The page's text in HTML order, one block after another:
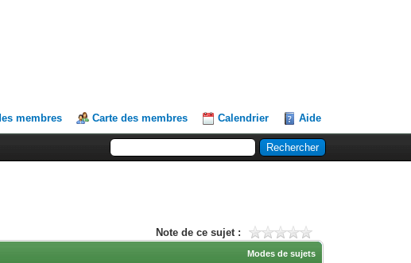
membres Carte des membres Calendrier Aide
Note de ce sujet :
Modes de sujets